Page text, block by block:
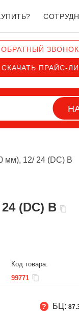
ОБРАТНЫЙ ЗВОНОК
СКАЧАТЬ ПРАЙС-
мм), 12/ 24 (DC) В
(DC) В
Код товара:
99771
БЦ: